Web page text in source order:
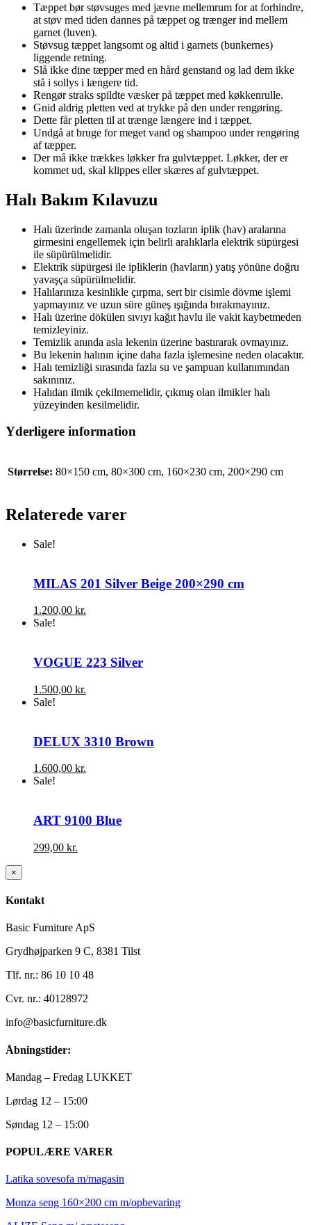
Tæppet bør støvsuges med jævne mellemrum for at forhindre,
at støv med tiden dannes på tæppet og trænger ind mellem
garnet (luven).
Støvsug tæppet langsomt og altid i garnets (bunkernes)
liggende retning.
Slå ikke dine tæpper med en hård genstand og lad dem ikke
stå i sollys i længere tid.
Rengør straks spildte væsker på tæppet med køkkenrulle.
Gnid aldrig pletten ved at trykke på den under rengøring.
Dette får pletten til at trænge længere ind i tæppet.
Undgå at bruge for meget vand og shampoo under rengøring
af tæpper.
Der må ikke trækkes løkker fra gulvtæppet. Løkker, der er
kommet ud, skal klippes eller skæres af gulvtæppet.
Halı Bakım Kılavuzu
Halı üzerinde zamanla oluşan tozların iplik (hav) aralarına
girmesini engellemek için belirli aralıklarla elektrik süpürgesi
ile süpürülmelidir.
Elektrik süpürgesi ile ipliklerin (havların) yatış yönüne doğru
yavaşça süpürülmelidir.
Halılarınıza kesinlikle çırpma, sert bir cisimle dövme işlemi
yapmayınız ve uzun süre güneş ışığında bırakmayınız.
Halı üzerine dökülen sıvıyı kağıt havlu ile vakit kaybetmeden
temizleyiniz.
Temizlik anında asla lekenin üzerine bastırarak ovmayınız.
Bu lekenin halının içine daha fazla işlemesine neden olacaktır.
Halı temizliği sırasında fazla su ve şampuan kullanımından
sakınınız.
Halıdan ilmik çekilmemelidir, çıkmış olan ilmikler halı
yüzeyinden kesilmelidir.
Yderligere information
Størrelse: 80×150 cm, 80×300 cm, 160×230 cm, 200×290 cm
Relaterede varer
Sale!
MILAS 201 Silver Beige 200×290 cm
1.200,00 kr.
Sale!
VOGUE 223 Silver
1.500,00 kr.
Sale!
DELUX 3310 Brown
1.600,00 kr.
Sale!
ART 9100 Blue
299,00 kr.
Close
product
view
×
Kontakt
Basic Furniture ApS
Grydhøjparken 9 C, 8381 Tilst
Tlf. nr.: 86 10 10 48
Cvr. nr.: 40128972
info@basicfurniture.dk
Åbningstider:
Mandag – Fredag LUKKET
Lørdag 12 – 15:00
Søndag 12 – 15:00
POPULÆRE VARER
Latika sovesofa m/magasin
Monza seng 160×200 cm m/opbevaring